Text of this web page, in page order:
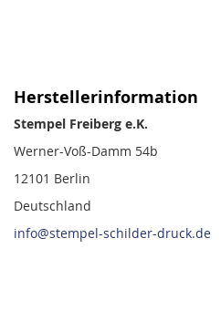
Herstellerinformation
Stempel Freiberg e.K.
Werner-Voß-Damm 54b
12101 Berlin
Deutschland
info@stempel-schilder-druck.de